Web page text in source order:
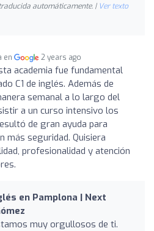
automáticamente. | Ver texto
en 2 years ago
academia fue fundamental
C1 de inglés. Además de
semanal a lo largo del
a un curso intensivo los
de gran ayuda para
más seguridad. Quisiera
profesionalidad y atención
en Pamplona | Next
muy orgullosos de ti.